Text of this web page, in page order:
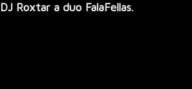
DJ Roxtar a duo FalaFellas.